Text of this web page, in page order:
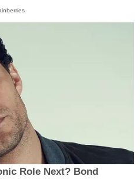
Role Next? Bond